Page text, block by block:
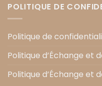
POLITIQUE DE
Politique de
Politique d’Échange et
Politique d’Échange et